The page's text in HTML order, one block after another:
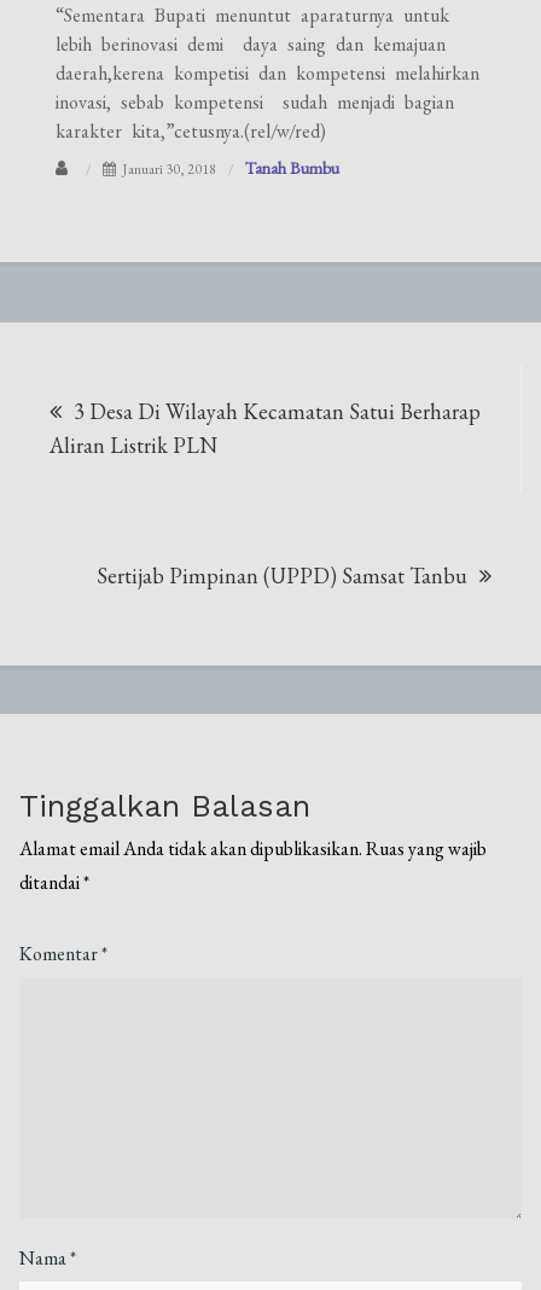
“Sementara Bupati menuntut aparaturnya untuk
lebih berinovasi demi daya saing dan kemajuan
daerah,kerena kompetisi dan kompetensi melahirkan
inovasi, sebab kompetensi sudah menjadi bagian
karakter kita,”cetusnya.(rel/w/red)
Januari 30, 2018 Tanah Bumbu
pos
3 Desa Di Wilayah Kecamatan Satui Berharap
Aliran Listrik PLN
Sertijab Pimpinan (UPPD) Samsat Tanbu
Tinggalkan Balasan
Alamat email Anda tidak akan dipublikasikan. Ruas yang wajib
ditandai*
Komentar*
Nama*